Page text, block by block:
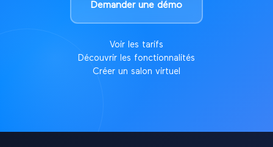
Demander une démo
Voir les tarifs
Découvrir les fonctionnalités
Créer un salon virtuel